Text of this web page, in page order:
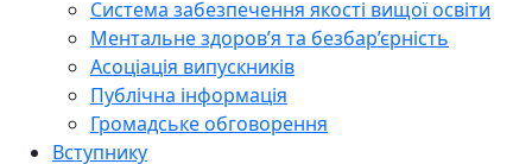
Система забезпечення якості вищої освіти
Ментальне здоров’я та безбар’єрність
Асоціація випускників
Публічна інформація
Громадське обговорення
Вступнику